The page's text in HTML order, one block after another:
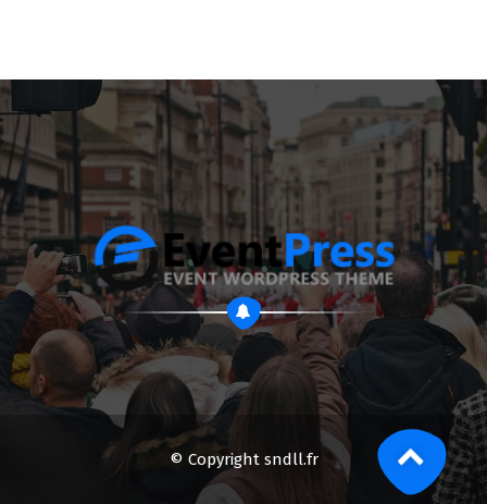
© Copyright sndll.fr